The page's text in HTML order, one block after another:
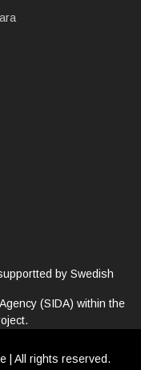
by Swedish
(SIDA) within the
| All rights reserved.